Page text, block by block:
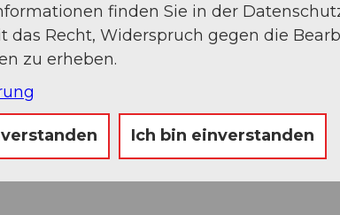
finden Sie in der
das Recht, Widerspruch gegen die
zu erheben.
Ich bin einverstanden